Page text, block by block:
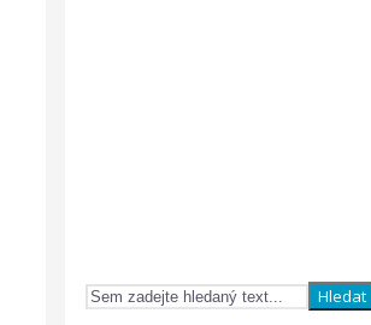
Hledat